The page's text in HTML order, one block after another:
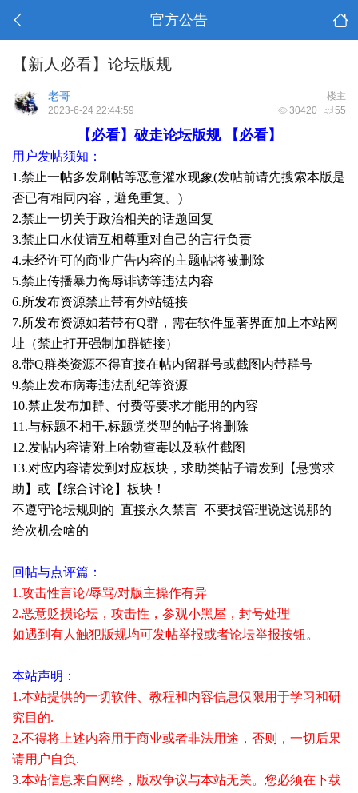
官方公告
【新人必看】论坛版规
楼主
老哥
30420 55
2023-6-24 22:44:59
【必看】破走论坛版规 【必看】
用户发帖须知：
1.禁止一帖多发刷帖等恶意灌水现象(发帖前请先搜索本版是
否已有相同内容，避免重复。)
2.禁止一切关于政治相关的话题回复
3.禁止口水仗请互相尊重对自己的言行负责
4.未经许可的商业广告内容的主题帖将被删除
5.禁止传播暴力侮辱诽谤等违法内容
6.所发布资源禁止带有外站链接
7.所发布资源如若带有Q群，需在软件显著界面加上本站网
址（禁止打开强制加群链接）
8.带Q群类资源不得直接在帖内留群号或截图内带群号
9.禁止发布病毒违法乱纪等资源
10.禁止发布加群、付费等要求才能用的内容
11.与标题不相干,标题党类型的帖子将删除
12.发帖内容请附上哈勃查毒以及软件截图
13.对应内容请发到对应板块，求助类帖子请发到【悬赏求
助】或 【综合讨论】 板块！
不遵守论坛规则的 直接永久禁言 不要找管理说这说那的
给次机会啥的
回帖与点评篇：
1.攻击性言论/辱骂/对版主操作有异
2.恶意贬损论坛，攻击性，参观小黑屋，封号处理
如遇到有人触犯版规均可发帖举报或者论坛举报按钮。
本站声明：
1.本站提供的一切软件、教程和内容信息仅限用于学习和研
究目的.
2.不得将上述内容用于商业或者非法用途，否则，一切后果
请用户自负.
3.本站信息来自网络，版权争议与本站无关。您必须在下载